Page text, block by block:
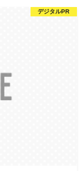
デジタルPR